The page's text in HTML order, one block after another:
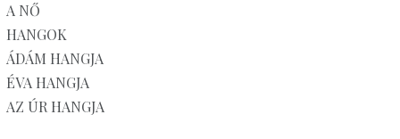
A NŐ
HANGOK
ÁDÁM HANGJA
ÉVA HANGJA
AZ ÚR HANGJA